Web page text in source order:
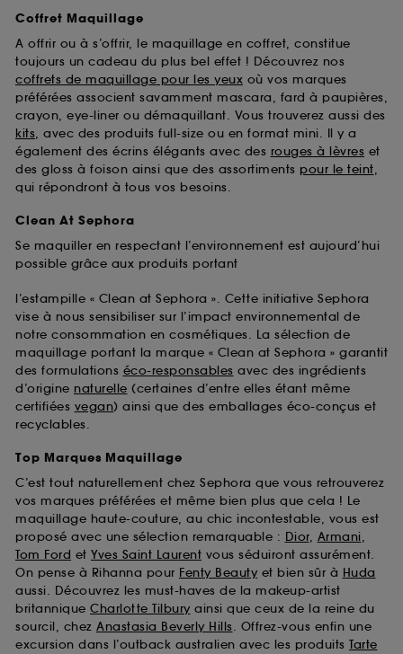
Coffret Maquillage
A offrir ou à s’offrir, le maquillage en coffret, constitue
toujours un cadeau du plus bel effet ! Découvrez nos
coffrets de maquillage pour les yeux où vos marques
préférées associent savamment mascara, fard à paupières,
crayon, eye-liner ou démaquillant. Vous trouverez aussi des
kits, avec des produits full-size ou en format mini. Il y a
également des écrins élégants avec des rouges à lèvres et
des gloss à foison ainsi que des assortiments pour le teint,
qui répondront à tous vos besoins.
Clean At Sephora
Se maquiller en respectant l’environnement est aujourd’hui
possible grâce aux produits portant
l’estampille « Clean at Sephora ». Cette initiative Sephora
vise à nous sensibiliser sur l’impact environnemental de
notre consommation en cosmétiques. La sélection de
maquillage portant la marque « Clean at Sephora » garantit
des formulations éco-responsables avec des ingrédients
d’origine naturelle (certaines d’entre elles étant même
certifiées vegan) ainsi que des emballages éco-conçus et
recyclables.
Top Marques Maquillage
C’est tout naturellement chez Sephora que vous retrouverez
vos marques préférées et même bien plus que cela ! Le
maquillage haute-couture, au chic incontestable, vous est
proposé avec une sélection remarquable : Dior, Armani,
Tom Ford et Yves Saint Laurent vous séduiront assurément.
On pense à Rihanna pour Fenty Beauty et bien sûr à Huda
aussi. Découvrez les must-haves de la makeup-artist
britannique Charlotte Tilbury ainsi que ceux de la reine du
sourcil, chez Anastasia Beverly Hills. Offrez-vous enfin une
excursion dans l’outback australien avec les produits Tarte